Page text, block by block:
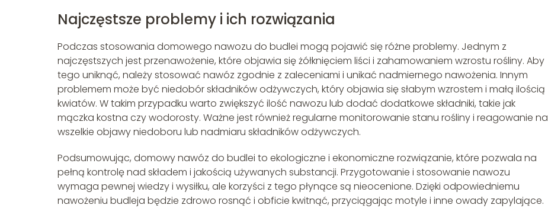
Najczęstsze problemy i ich rozwiązania
Podczas stosowania domowego nawozu do budlei mogą pojawić się różne problemy. Jednym z
najczęstszych jest przenawożenie, które objawia się żółknięciem liści i zahamowaniem wzrostu rośliny. Aby
tego uniknąć, należy stosować nawóz zgodnie z zaleceniami i unikać nadmiernego nawożenia. Innym
problemem może być niedobór składników odżywczych, który objawia się słabym wzrostem i małą ilością
kwiatów. W takim przypadku warto zwiększyć ilość nawozu lub dodać dodatkowe składniki, takie jak
mączka kostna czy wodorosty. Ważne jest również regularne monitorowanie stanu rośliny i reagowanie na
wszelkie objawy niedoboru lub nadmiaru składników odżywczych.
Podsumowując, domowy nawóz do budlei to ekologiczne i ekonomiczne rozwiązanie, które pozwala na
pełną kontrolę nad składem i jakością używanych substancji. Przygotowanie i stosowanie nawozu
wymaga pewnej wiedzy i wysiłku, ale korzyści z tego płynące są nieocenione. Dzięki odpowiedniemu
nawożeniu budleja będzie zdrowo rosnąć i obficie kwitnąć, przyciągając motyle i inne owady zapylające.